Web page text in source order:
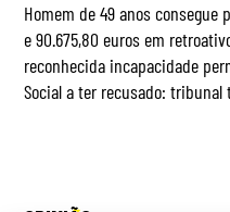
Homem de 49 anos consegue
e 90.675,80 euros em
reconhecida incapacidade
Social a ter recusado: